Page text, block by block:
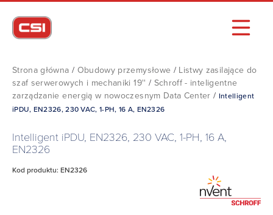
Strona główna / Obudowy przemysłowe / Listwy zasilające do
szaf serwerowych i mechaniki 19'' / Schroff - inteligentne
zarządzanie energią w nowoczesnym Data Center / Intelligent
iPDU, EN2326, 230 VAC, 1-PH, 16 A, EN2326
Intelligent iPDU, EN2326, 230 VAC, 1-PH, 16 A,
EN2326
Kod produktu: EN2326